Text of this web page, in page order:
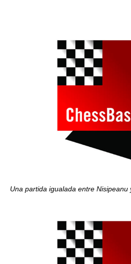
Una partida igualada entre Nisipeanu